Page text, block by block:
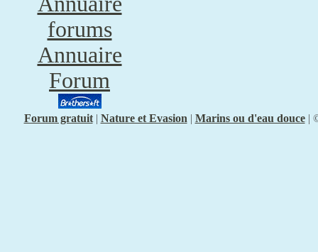
forums
Annuaire
Forum
Forum gratuit| Nature et Evasion | Marins ou d'eau douce|